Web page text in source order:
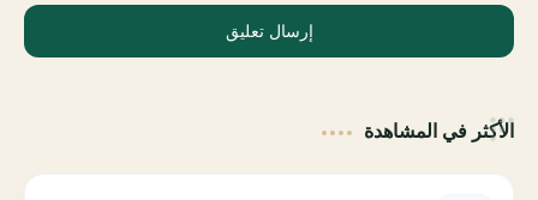
إرسال تعليق
الأكثر في المشاهدة